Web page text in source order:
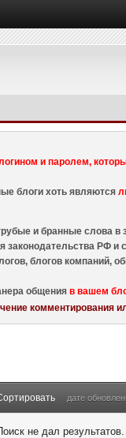
и паролем,
блоги хоть являются
и бранные слова в
РФ и
блогов компаний,
общенияв вашем
комментирования
дате
не дал результатов.